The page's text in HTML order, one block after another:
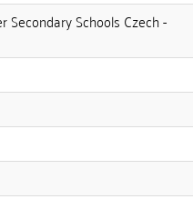
Schools Czech -